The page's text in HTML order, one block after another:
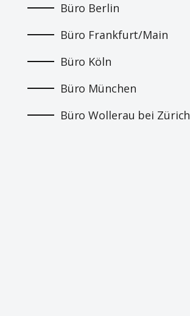
Büro Berlin
Büro Frankfurt/Main
Büro Köln
Büro München
Büro Wollerau bei Zürich